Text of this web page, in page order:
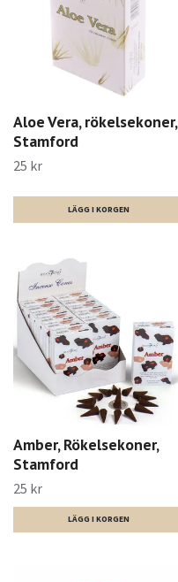
Aloe Vera, rökelsekoner,
Stamford
25 kr
Amber, Rökelsekoner,
Stamford
25 kr